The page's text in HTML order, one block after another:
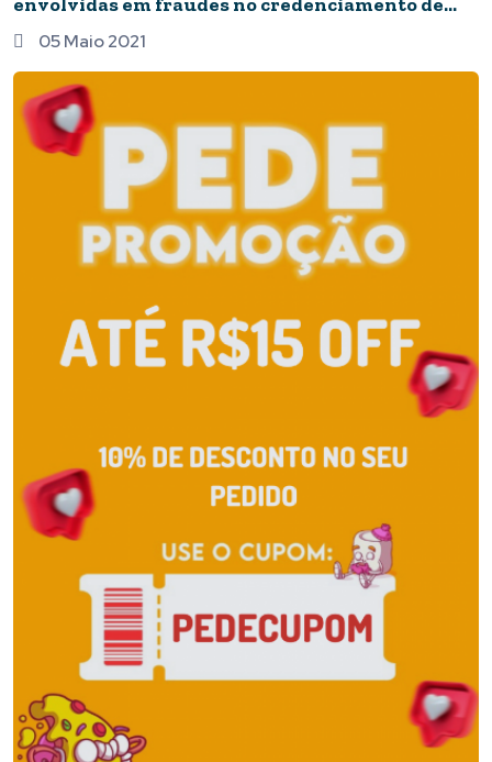
fábricas e estampadoras de placas veiculares no
05 Maio 2021